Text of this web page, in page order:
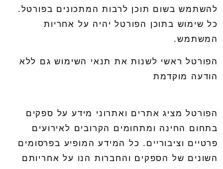
להשתמש בשום תוכן לרבות המתכונים בפורטל.
כל שימוש בתוכן הפורטל יהיה על אחריות
המשתמש.
הפורטל ראשי לשנות את תנאי השימוש גם ללא
הודעה מוקדמת
הפורטל מציג אתרים ואתרוני מידע על ספקים
בתחום החינה ומתחומים הקרובים לאירועים
פרטיים וציבוריים . כל המידע המופיע בפרסומים
השונים של הספקים והחברות הנו על אחריותם